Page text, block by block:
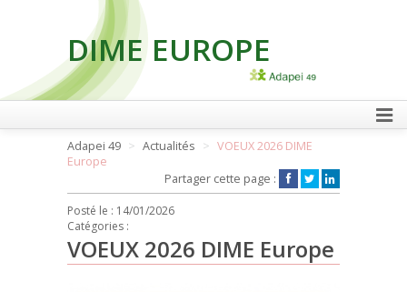
DIME EUROPE
FAIRE UN DON
Adapei 49 Actualités
VOEUX 2026 DIME
Europe
Partager cette page :
Posté le : 14/01/2026
Catégories :
VOEUX 2026 DIME Europe